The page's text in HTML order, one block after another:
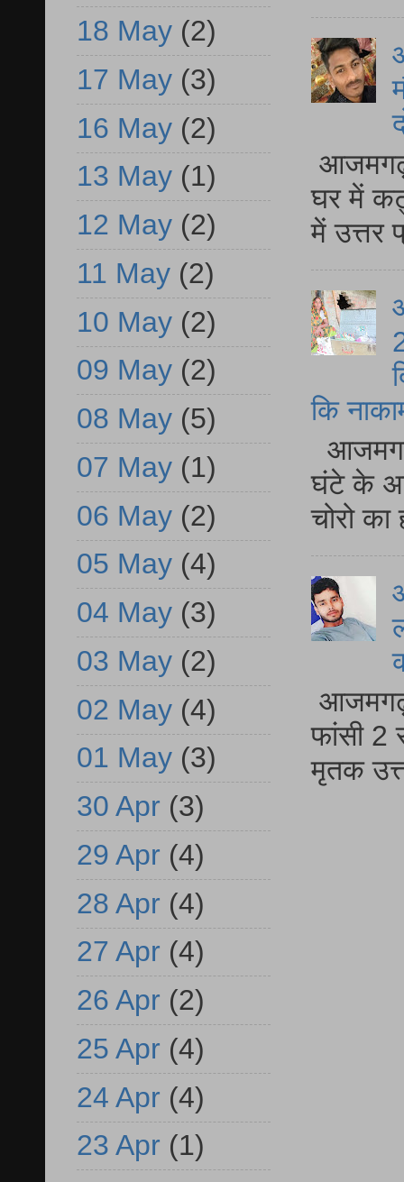
घर में
में
कि
घंटे के
चोरो
आजमगढ़
फांसी 2
मृतक
18 May (2)
17 May (3)
16 May (2)
13 May (1)
12 May (2)
11 May (2)
10 May (2)
09 May (2)
08 May (5)
07 May (1)
06 May (2)
05 May (4)
04 May (3)
03 May (2)
02 May (4)
01 May (3)
30 Apr (3)
29 Apr (4)
28 Apr (4)
27 Apr (4)
26 Apr (2)
25 Apr (4)
24 Apr (4)
23 Apr (1)